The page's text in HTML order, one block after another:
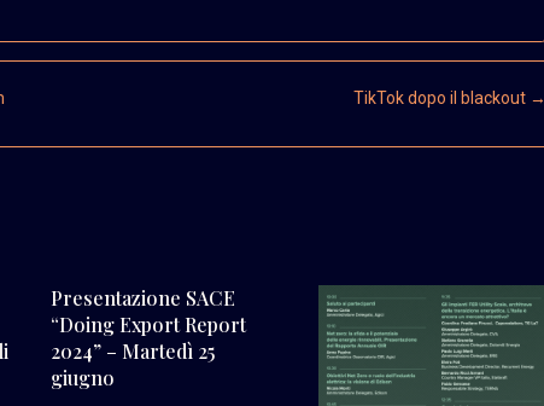
TikTok dopo il blackout →
Presentazione SACE
“Doing Export Report
2024” – Martedì 25
giugno